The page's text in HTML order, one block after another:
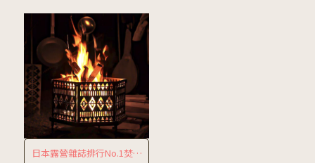
日本露營雜誌排行No.1焚火